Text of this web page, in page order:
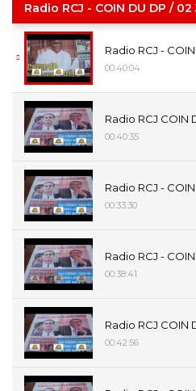
Radio RCJ - COIN DU DP / 02
Radio RCJ -
00:40:04
Radio RCJ COIN
00:40:35
Radio RCJ -
00:33:30
Radio RCJ -
00:38:41
Radio RCJ COIN
00:42:56